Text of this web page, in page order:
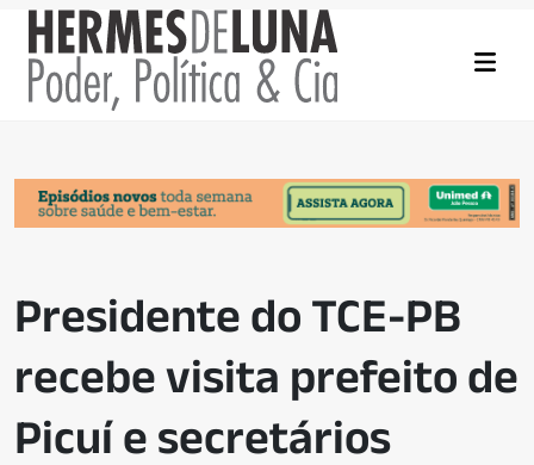
Presidente do TCE-PB
recebe visita prefeito de
Picuí e secretários